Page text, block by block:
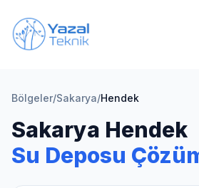
Bölgeler/Sakarya/Hendek
Sakarya Hendek
Su Deposu